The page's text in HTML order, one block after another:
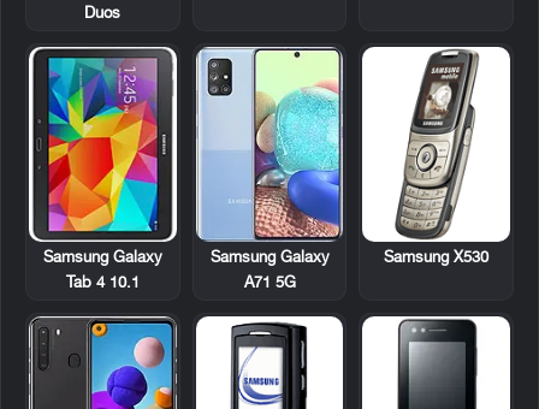
Duos
Samsung X530
Samsung Galaxy
A71 5G
Samsung Galaxy
Tab 4 10.1